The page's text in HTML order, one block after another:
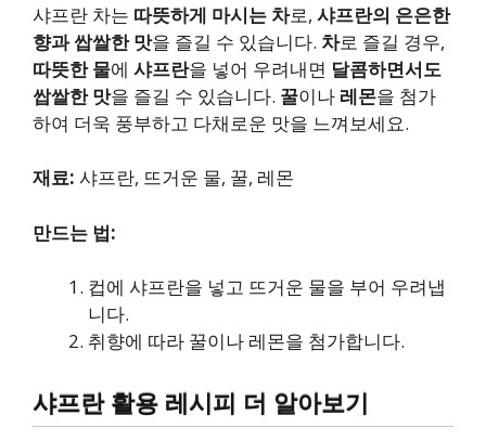
샤프란 차는 따뜻하게 마시는 차로, 샤프란의 은은한
향과 쌉쌀한 맛을 즐길 수 있습니다. 차로 즐길 경우,
따뜻한 물에 샤프란을 넣어 우려내면 달콤하면서도
쌉쌀한 맛을 즐길 수 있습니다. 꿀이나 레몬을 첨가
하여 더욱 풍부하고 다채로운 맛을 느껴보세요.
재료: 샤프란, 뜨거운 물, 꿀, 레몬
만드는 법:
컵에 샤프란을 넣고 뜨거운 물을 부어 우려냅
니다.
취향에 따라 꿀이나 레몬을 첨가합니다.
샤프란 활용 레시피 더 알아보기